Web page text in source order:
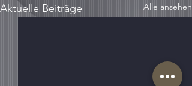
Aktuelle Beiträge Alle ansehen